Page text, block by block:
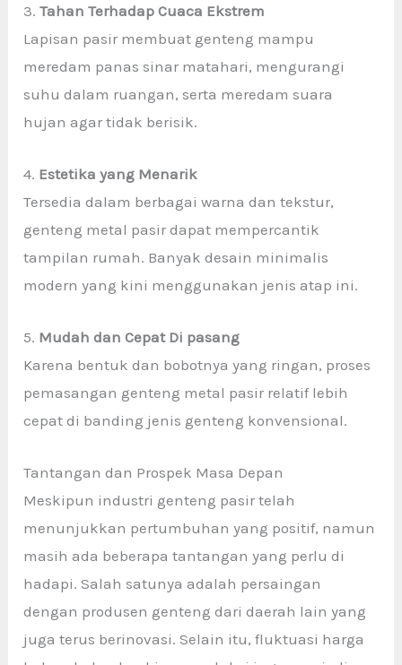
3.Tahan Terhadap Cuaca Ekstrem
Lapisan pasir membuat genteng mampu
meredam panas sinar matahari, mengurangi
suhu dalam ruangan, serta meredam suara
hujan agar tidak berisik.
4. Estetika yang Menarik
Tersedia dalam berbagai warna dan tekstur,
genteng metal pasir dapat mempercantik
tampilan rumah. Banyak desain minimalis
modern yang kini menggunakan jenis atap ini.
5. Mudah dan Cepat Di pasang
Karena bentuk dan bobotnya yang ringan, proses
pemasangan genteng metal pasir relatif lebih
cepat di banding jenis genteng konvensional.
Tantangan dan Prospek Masa Depan
Meskipun industri genteng pasir telah
menunjukkan pertumbuhan yang positif, namun
masih ada beberapa tantangan yang perlu di
hadapi. Salah satunya adalah persaingan
dengan produsen genteng dari daerah lain yang
juga terus berinovasi. Selain itu, fluktuasi harga